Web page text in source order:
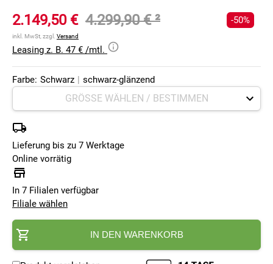
2.149,50 € 4.299,90 €²
inkl. MwSt, zzgl. Versand
-50%
Leasing z. B. 47 € /mtl.
Farbe: Schwarz | schwarz-glänzend
Lieferung bis zu 7 Werktage
Online vorrätig
In 7 Filialen verfügbar
Filiale wählen
IN DEN WARENKORB